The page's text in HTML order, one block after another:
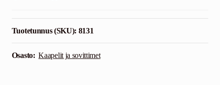
Tuotetunnus (SKU): 8131
Osasto: Kaapelit ja sovittimet